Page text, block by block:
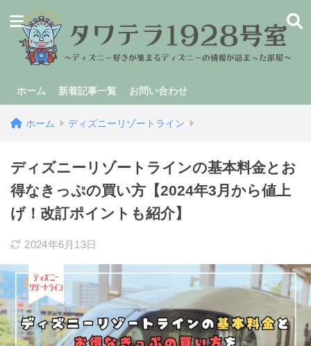
ホーム 新着記事一覧 お問い合わせ
ホーム ディズニーリゾートライン
ディズニーリゾートラインの基本料金とお
得なきっぷの買い方【2024年3月から値上
げ！改訂ポイントも紹介】
2024年6月13日